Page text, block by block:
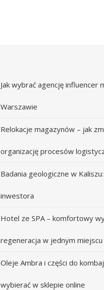
Jak wybrać agencję influencer
Warszawie
Relokacje magazynów – jak
organizację procesów
Badania geologiczne w
inwestora
Hotel ze SPA – komfortowy
regeneracja w jednym miejscu
Oleje Ambra i części do
wybierać w sklepie online